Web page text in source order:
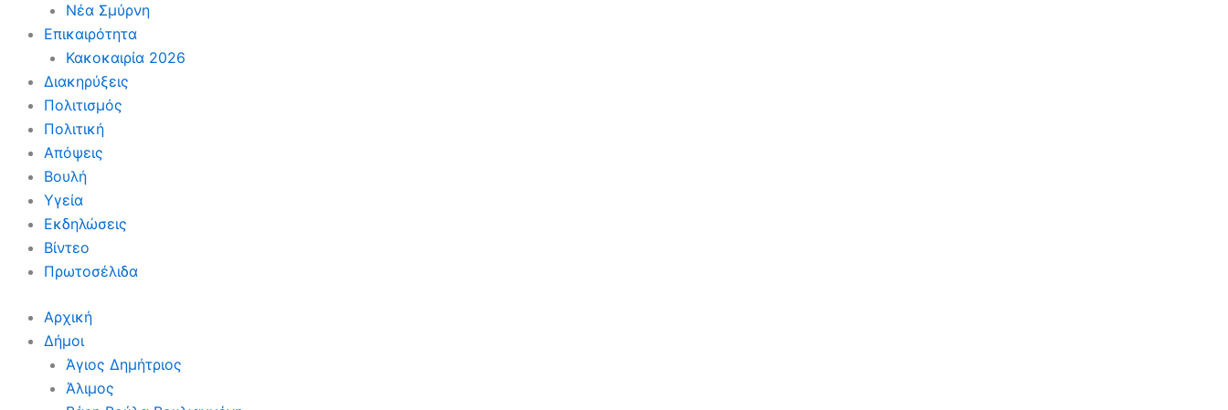
Νέα Σμύρνη
Επικαιρότητα
Κακοκαιρία 2026
Διακηρύξεις
Πολιτισμός
Πολιτική
Απόψεις
Βουλή
Υγεία
Εκδηλώσεις
Βίντεο
Πρωτοσέλιδα
Αρχική
Δήμοι
Άγιος Δημήτριος
Άλιμος